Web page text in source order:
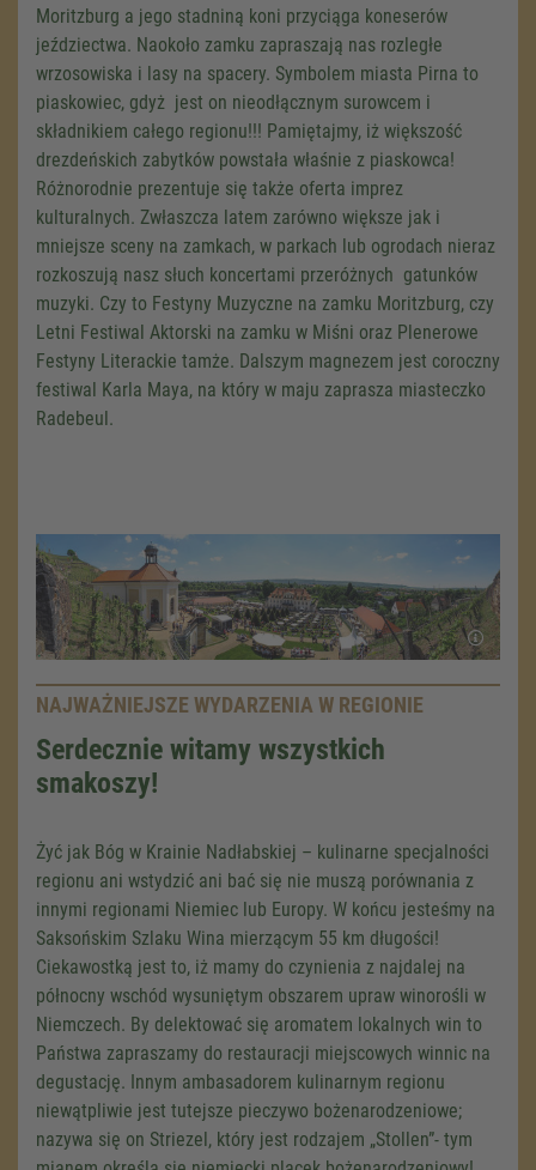
Moritzburg a jego stadniną koni przyciąga koneserów
jeździectwa. Naokoło zamku zapraszają nas rozległe
wrzosowiska i lasy na spacery. Symbolem miasta Pirna to
piaskowiec, gdyż jest on nieodłącznym surowcem i
składnikiem całego regionu!!! Pamiętajmy, iż większość
drezdeńskich zabytków powstała właśnie z piaskowca!
Różnorodnie prezentuje się także oferta imprez
kulturalnych. Zwłaszcza latem zarówno większe jak i
mniejsze sceny na zamkach, w parkach lub ogrodach nieraz
rozkoszują nasz słuch koncertami przeróżnych gatunków
muzyki. Czy to Festyny Muzyczne na zamku Moritzburg, czy
Letni Festiwal Aktorski na zamku w Miśni oraz Plenerowe
Festyny Literackie tamże. Dalszym magnezem jest coroczny
festiwal Karla Maya, na który w maju zaprasza miasteczko
Radebeul.
NAJWAŻNIEJSZE WYDARZENIA W REGIONIE
Serdecznie witamy wszystkich
smakoszy!
Żyć jak Bóg w Krainie Nadłabskiej – kulinarne specjalności
regionu ani wstydzić ani bać się nie muszą porównania z
innymi regionami Niemiec lub Europy. W końcu jesteśmy na
Saksońskim Szlaku Wina mierzącym 55 km długości!
Ciekawostką jest to, iż mamy do czynienia z najdalej na
północny wschód wysuniętym obszarem upraw winorośli w
Niemczech. By delektować się aromatem lokalnych win to
Państwa zapraszamy do restauracji miejscowych winnic na
degustację. Innym ambasadorem kulinarnym regionu
niewątpliwie jest tutejsze pieczywo bożenarodzeniowe;
nazywa się on Striezel, który jest rodzajem „Stollen”- tym